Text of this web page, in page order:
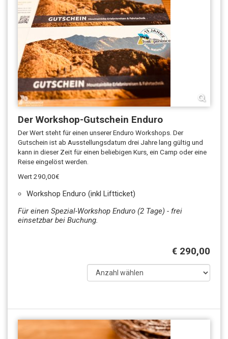
Der Workshop-Gutschein Enduro
Der Wert steht für einen unserer Enduro Workshops. Der
Gutschein ist ab Ausstellungsdatum drei Jahre lang gültig und
kann in dieser Zeit für einen beliebigen Kurs, ein Camp oder eine
Reise eingelöst werden.
Wert 290,00€
Workshop Enduro (inkl Liftticket)
Für einen Spezial-Workshop Enduro (2 Tage) - frei
einsetzbar bei Buchung.
€ 290,00